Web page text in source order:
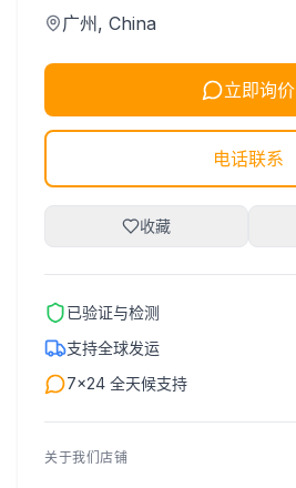
广州 , China
立即询价
电话联系
收藏
已验证与检测
支持全球发运
7×24 全天候支持
关于我们店铺